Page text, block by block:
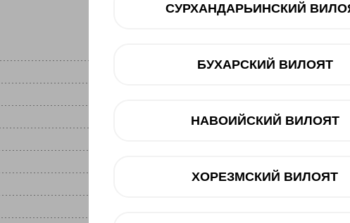
8 ГБ ОЗУ /
СУРХАНДАРЬИНСКИЙ
БУХАРСКИЙ ВИЛОЯТ
НАВОИЙСКИЙ ВИЛОЯТ
ХОРЕЗМСКИЙ ВИЛОЯТ